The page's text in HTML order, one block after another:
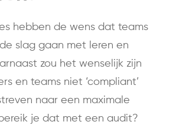
hebben de wens dat teams
slag gaan met leren en
zou het wenselijk zijn
en teams niet ‘compliant’
naar een maximale
je dat met een audit?